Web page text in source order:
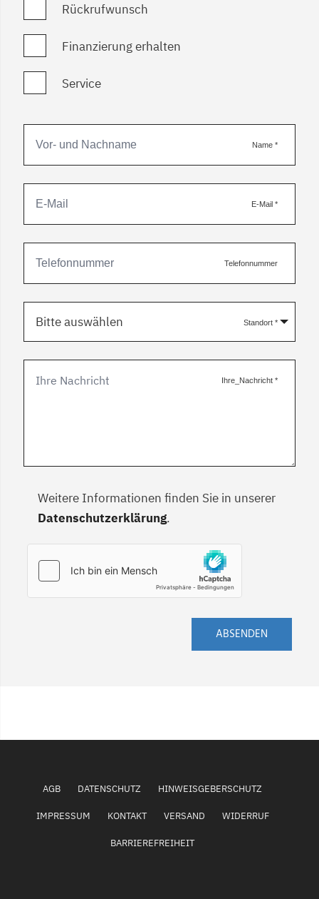
Rückrufwunsch
Finanzierung erhalten
Service
Name *
E-Mail *
Telefonnummer
Standort *
Bitte auswählen
Ihre_Nachricht *
Weitere Informationen finden Sie in unserer
Datenschutzerklärung.
ABSENDEN
AGB DATENSCHUTZ HINWEISGEBERSCHUTZ
IMPRESSUM KONTAKT VERSAND WIDERRUF
BARRIEREFREIHEIT